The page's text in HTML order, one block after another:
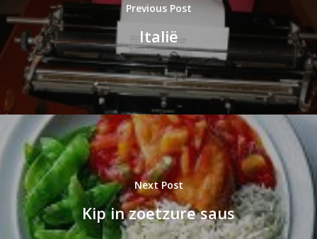
Previous Post
Italië
Next Post
Kip in zoetzure saus